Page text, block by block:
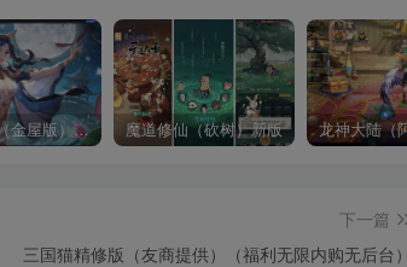
一骑当千（金屋版）（请勿传播宣传谢谢了，有点儿违禁） 魔道修仙（砍树）新版
下一篇
三国猫精修版（友商提供）（福利无限内购无后台）